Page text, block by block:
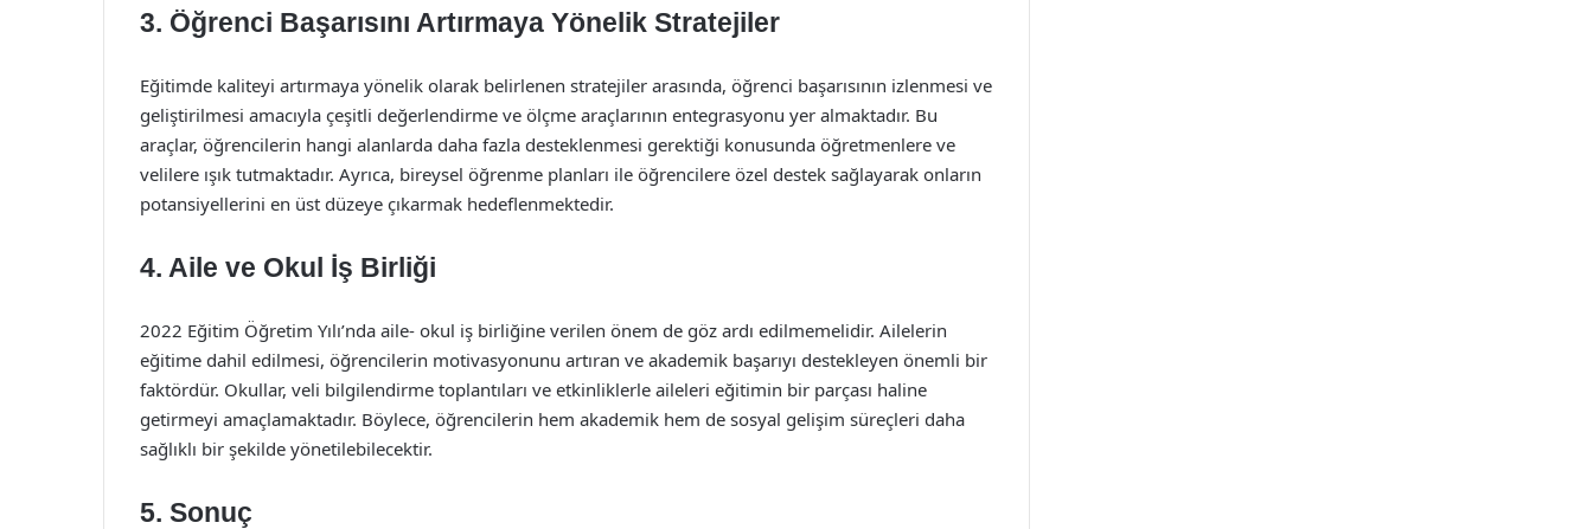
3. Öğrenci Başarısını Artırmaya Yönelik Stratejiler
Eğitimde kaliteyi artırmaya yönelik olarak belirlenen stratejiler arasında, öğrenci başarısının izlenmesi ve
geliştirilmesi amacıyla çeşitli değerlendirme ve ölçme araçlarının entegrasyonu yer almaktadır. Bu
araçlar, öğrencilerin hangi alanlarda daha fazla desteklenmesi gerektiği konusunda öğretmenlere ve
velilere ışık tutmaktadır. Ayrıca, bireysel öğrenme planları ile öğrencilere özel destek sağlayarak onların
potansiyellerini en üst düzeye çıkarmak hedeflenmektedir.
4. Aile ve Okul İş Birliği
2022 Eğitim Öğretim Yılı’nda aile- okul iş birliğine verilen önem de göz ardı edilmemelidir. Ailelerin
eğitime dahil edilmesi, öğrencilerin motivasyonunu artıran ve akademik başarıyı destekleyen önemli bir
faktördür. Okullar, veli bilgilendirme toplantıları ve etkinliklerle aileleri eğitimin bir parçası haline
getirmeyi amaçlamaktadır. Böylece, öğrencilerin hem akademik hem de sosyal gelişim süreçleri daha
sağlıklı bir şekilde yönetilebilecektir.
5. Sonuç